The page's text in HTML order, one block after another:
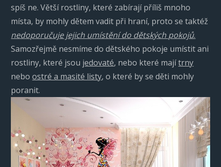
spíš ne. Větší rostliny, které zabírají příliš mnoho
místa, by mohly dětem vadit při hraní, proto se taktéž
nedoporučuje jejich umístění do dětských pokojů.
Samozřejmě nesmíme do dětského pokoje umístit ani
rostliny, které jsou jedovaté, nebo které majítrny
neboostré a masité listy, o které by se děti mohly
poranit.